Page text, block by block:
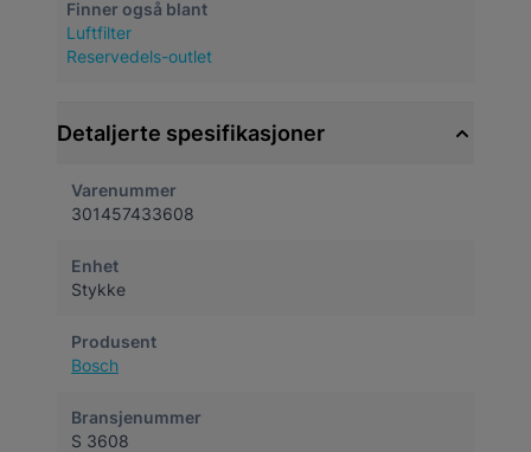
Finner også blant
Luftfilter
Reservedels-outlet
Detaljerte spesifikasjoner
Varenummer
301457433608
Enhet
Stykke
Produsent
Bosch
Bransjenummer
S 3608